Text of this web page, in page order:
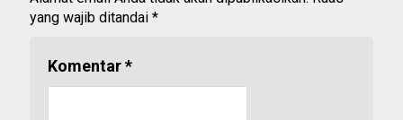
yang wajib ditandai *
Komentar*